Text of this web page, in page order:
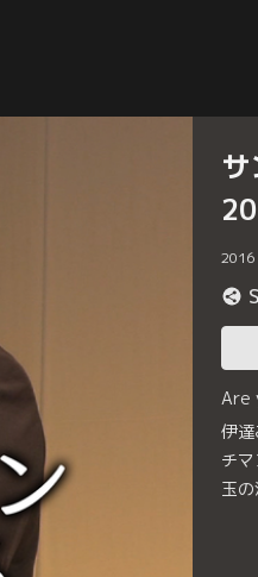
2016
Are
伊
チ
玉